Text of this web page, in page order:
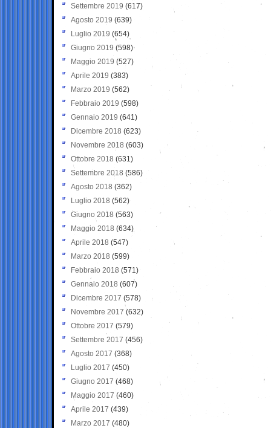
Settembre 2019 (617)
Agosto 2019 (639)
Luglio 2019 (654)
Giugno 2019 (598)
Maggio 2019 (527)
Aprile 2019 (383)
Marzo 2019 (562)
Febbraio 2019 (598)
Gennaio 2019 (641)
Dicembre 2018 (623)
Novembre 2018 (603)
Ottobre 2018 (631)
Settembre 2018 (586)
Agosto 2018 (362)
Luglio 2018 (562)
Giugno 2018 (563)
Maggio 2018 (634)
Aprile 2018 (547)
Marzo 2018 (599)
Febbraio 2018 (571)
Gennaio 2018 (607)
Dicembre 2017 (578)
Novembre 2017 (632)
Ottobre 2017 (579)
Settembre 2017 (456)
Agosto 2017 (368)
Luglio 2017 (450)
Giugno 2017 (468)
Maggio 2017 (460)
Aprile 2017 (439)
Marzo 2017 (480)